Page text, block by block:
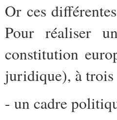
Or ces
Pour réaliser
constitution
juridique), à trois
- un cadre